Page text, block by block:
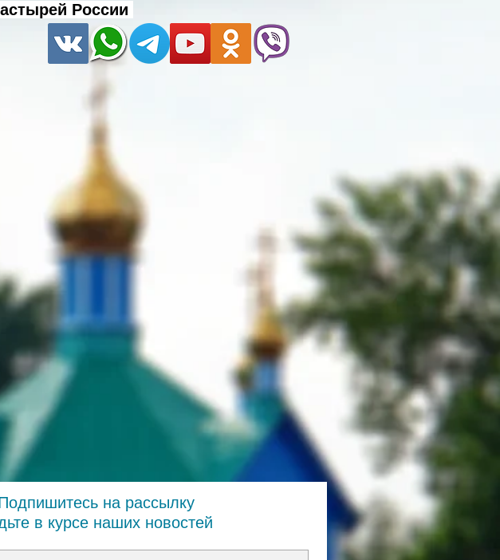
России
на рассылку
в курсе наших новостей